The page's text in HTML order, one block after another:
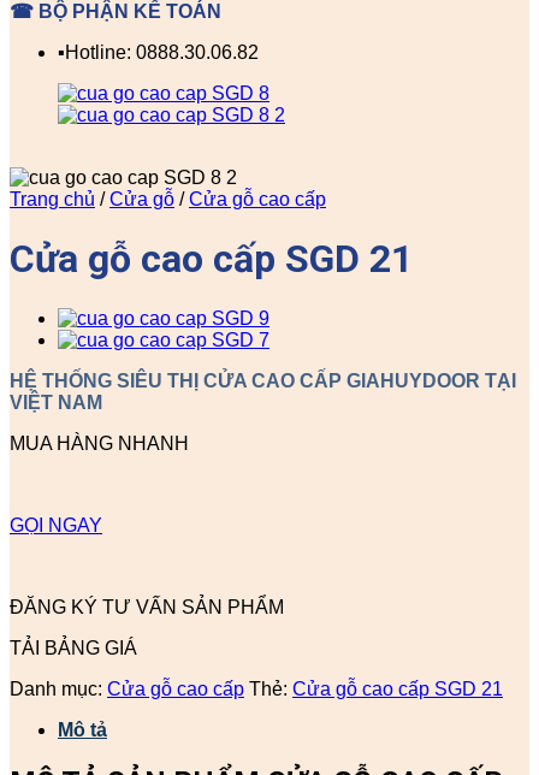
☎ BỘ PHẬN KẾ TOÁN
▪️Hotline: 0888.30.06.82
Trang chủ / Cửa gỗ / Cửa gỗ cao cấp
Cửa gỗ cao cấp SGD 21
HỆ THỐNG SIÊU THỊ CỬA CAO CẤP GIAHUYDOOR TẠI
VIỆT NAM
MUA HÀNG NHANH
GỌI NGAY
ĐĂNG KÝ TƯ VẤN SẢN PHẨM
TẢI BẢNG GIÁ
Danh mục: Cửa gỗ cao cấp Thẻ: Cửa gỗ cao cấp SGD 21
Mô tả